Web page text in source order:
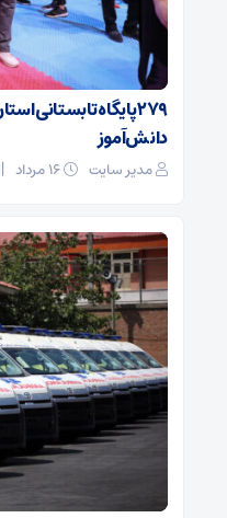
دانش‌آموز
مدیر سایت